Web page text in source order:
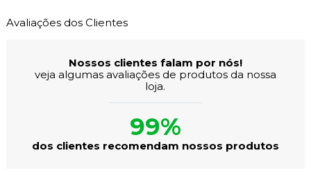
Avaliações dos Clientes
Nossos clientes falam por nós!
veja algumas avaliações de produtos da nossa
loja.
99%
dos clientes recomendam nossos produtos